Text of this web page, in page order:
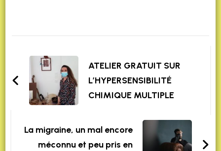
NavigationATELIER GRATUIT SUR
L’HYPERSENSIBILITÉ
CHIMIQUE MULTIPLE
La migraine, un mal encore
méconnu et peu pris en